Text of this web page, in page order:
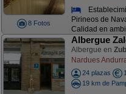
8 Fotos
Pirineos de
Calidad en
Albergue
Albergue en
Nardues
24 plazas
19 km de